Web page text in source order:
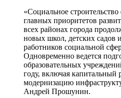
«Социальное строительство
главных приоритетов
всех районах города
новых школ, детских садов
работников социальной
Одновременно ведется
образовательных
году, включая капитальный
модернизацию
Андрей Прошунин.